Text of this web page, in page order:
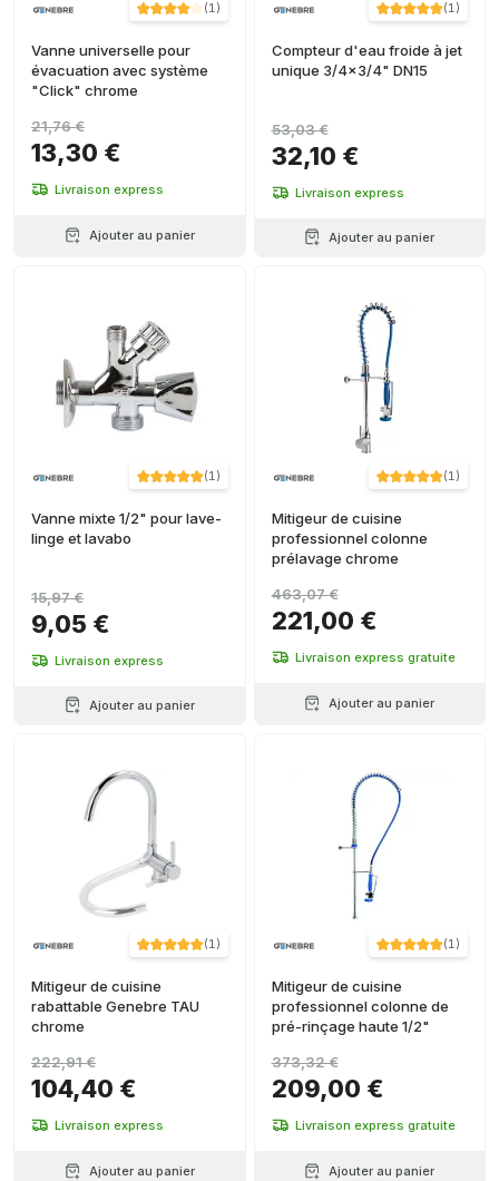
(1)
Vanne universelle pour
évacuation avec système
"Click" chrome
13,30 €
21,76 €
Livraison express
Ajouter au panier
(1)
Compteur d'eau froide à jet
unique 3/4x3/4" DN15
32,10 €
53,03 €
Livraison express
Ajouter au panier
(1)
Vanne mixte 1/2" pour lave-
linge et lavabo
9,05 €
15,97 €
Livraison express
Ajouter au panier
(1)
Mitigeur de cuisine
professionnel colonne
prélavage chrome
221,00 €
463,07 €
Livraison express gratuite
Ajouter au panier
(1)
Mitigeur de cuisine
rabattable Genebre TAU
chrome
104,40 €
222,91 €
Livraison express
Ajouter au panier
(1)
Mitigeur de cuisine
professionnel colonne de
pré-rinçage haute 1/2"
209,00 €
373,32 €
Livraison express gratuite
Ajouter au panier